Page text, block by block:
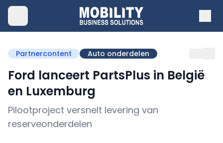
Partnercontent Auto onderdelen
Ford lanceert PartsPlus in België
en Luxemburg
Pilootproject versnelt levering van
reserveonderdelen